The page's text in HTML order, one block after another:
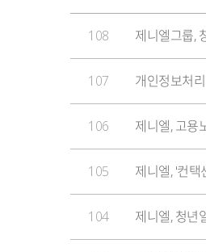
108 제니엘그룹,
107 개인정보처
106 제니엘, 고용
105 제니엘, '컨
104 제니엘, 청년